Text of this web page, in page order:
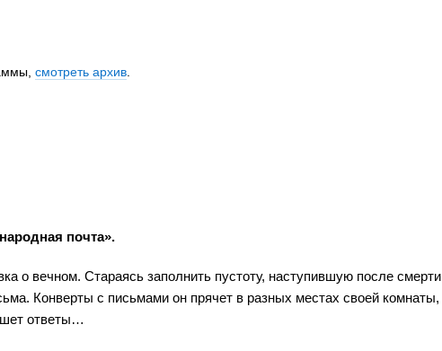
смотреть архив
почта».
о вечном. Стараясь заполнить пустоту, наступившую после смерти
Конверты с письмами он прячет в разных местах своей комнаты,
ответы…